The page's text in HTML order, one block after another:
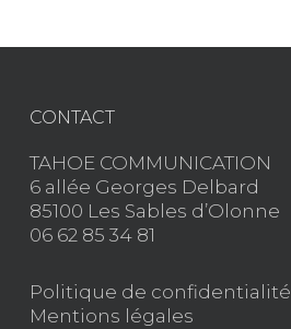
CONTACT
TAHOE COMMUNICATION
6 allée Georges Delbard
85100 Les Sables d’Olonne
06 62 85 34 81
Politique de confidentialité
Mentions légales